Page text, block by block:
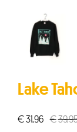
Lake
€
€31,96